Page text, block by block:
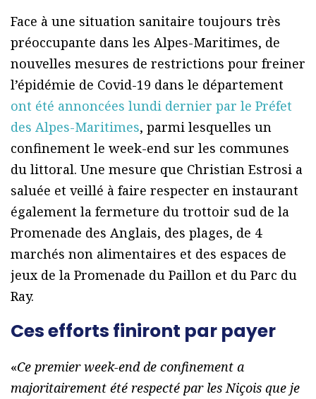
Face à une situation sanitaire toujours très
préoccupante dans les Alpes-Maritimes, de
nouvelles mesures de restrictions pour freiner
l’épidémie de Covid-19 dans le département
ont été annoncées lundi dernier par le Préfet
des Alpes-Maritimes, parmi lesquelles un
confinement le week-end sur les communes
du littoral. Une mesure que Christian Estrosi a
saluée et veillé à faire respecter en instaurant
également la fermeture du trottoir sud de la
Promenade des Anglais, des plages, de 4
marchés non alimentaires et des espaces de
jeux de la Promenade du Paillon et du Parc du
Ray.
Ces efforts finiront par payer
«Ce premier week-end de confinement a
majoritairement été respecté par les Niçois que je